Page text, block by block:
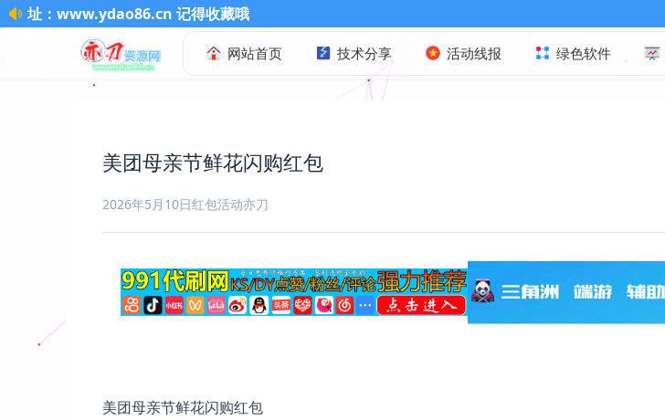
记得收藏哦
网站首页 技术分享 活动线报 绿色软件
美团母亲节鲜花闪购红包
2026年5月10日红包活动亦刀
美团母亲节鲜花闪购红包